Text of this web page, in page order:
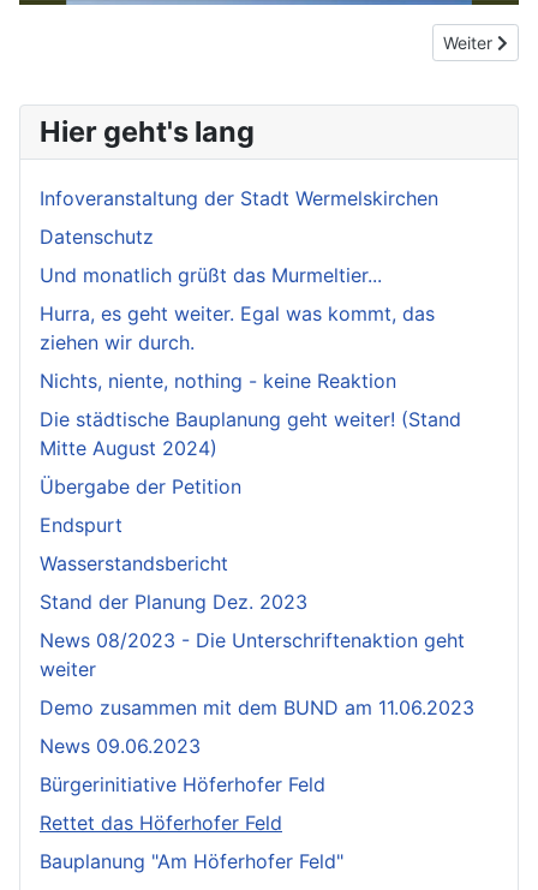
Nächster
Weiter
Hier geht's lang
Infoveranstaltung der Stadt Wermelskirchen
Datenschutz
Und monatlich grüßt das Murmeltier...
Hurra, es geht weiter. Egal was kommt, das
ziehen wir durch.
Nichts, niente, nothing - keine Reaktion
Die städtische Bauplanung geht weiter! (Stand
Mitte August 2024)
Übergabe der Petition
Endspurt
Wasserstandsbericht
Stand der Planung Dez. 2023
News 08/2023 - Die Unterschriftenaktion geht
weiter
Demo zusammen mit dem BUND am 11.06.2023
News 09.06.2023
Bürgerinitiative Höferhofer Feld
Rettet das Höferhofer Feld
Bauplanung "Am Höferhofer Feld"